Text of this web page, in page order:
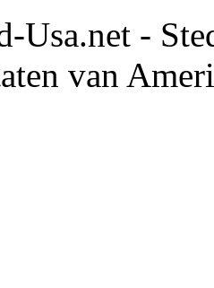
Usa.net -
van